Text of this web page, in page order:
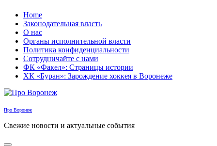
Перейти
содержанию
Home
Законодательная власть
О нас
Органы исполнительной власти
Политика конфиденциальности
Сотрудничайте с нами
ФК «Факел»: Страницы истории
ХК «Буран»: Зарождение хоккея в Воронеже
Про Воронеж
Свежие новости и актуальные события